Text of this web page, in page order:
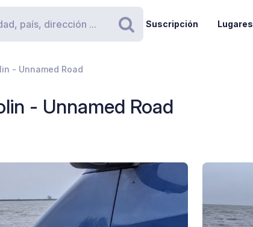
Buscar
Suscripción Lugares
- Unnamed Road
- Unnamed Road